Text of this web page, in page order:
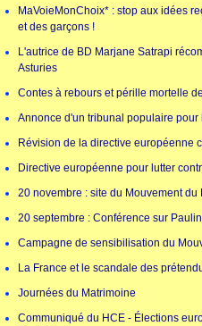
MaVoieMonChoix* : stop aux idées
et des garçons !
L'autrice de BD Marjane Satrapi
Asturies
Contes à rebours et pérille mortelle
Annonce d'un tribunal populaire pour
Révision de la directive européenne
Directive européenne pour lutter
20 novembre : site du Mouvement
20 septembre : Conférence sur
Campagne de sensibilisation du
La France et le scandale des
Journées du Matrimoine
Communiqué du HCE - Élections